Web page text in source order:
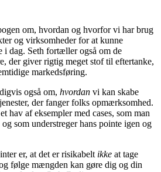
om, hvordan og hvorfor vi har brug
og virksomheder for at kunne
i dag. Seth fortæller også om de
der giver rigtig meget stof til eftertanke,
markedsføring.
også om, hvordan vi kan skabe
der fanger folks opmærksomhed.
hav af eksempler med cases, som man
som understreger hans pointe igen og
er, at det er risikabelt ikke at tage
følge mængden kan gøre dig og din